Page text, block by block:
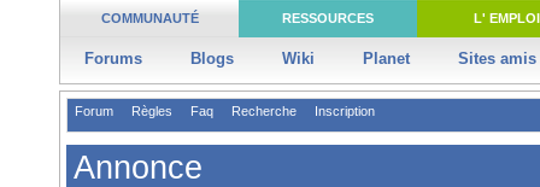
COMMUNAUTÉ RESSOURCES L' EMPLOI
Forums Blogs Wiki Planet Sites amis
Forum Règles Faq Recherche Inscription
Annonce